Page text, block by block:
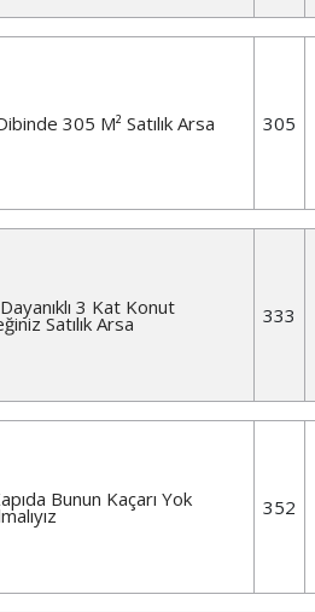
305 M² Satılık Arsa 305
3 Kat Konut
Satılık Arsa 333
Bunun Kaçarı Yok 352